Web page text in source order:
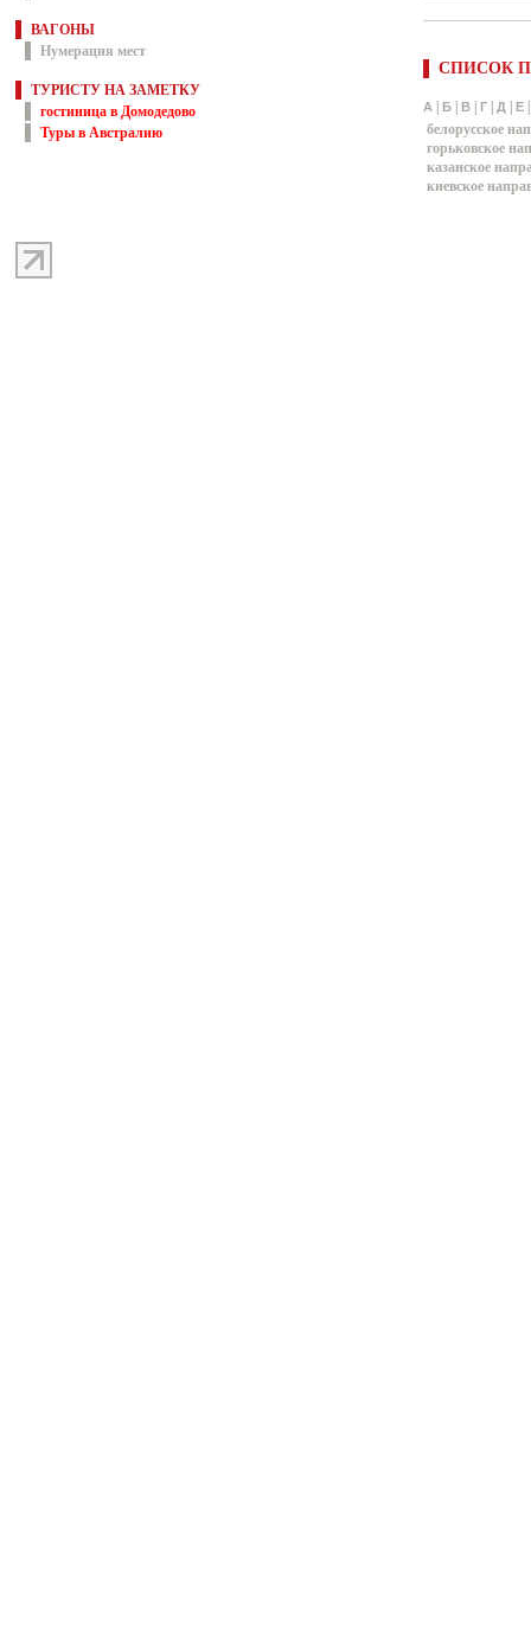
ВАГОНЫ
Нумерация мест
ТУРИСТУ НА ЗАМЕТКУ
гостиница в Домодедово
Туры в Австралию
СПИСОК
А Б В Г Д Е
белорусское
горьковское
казанское
киевское